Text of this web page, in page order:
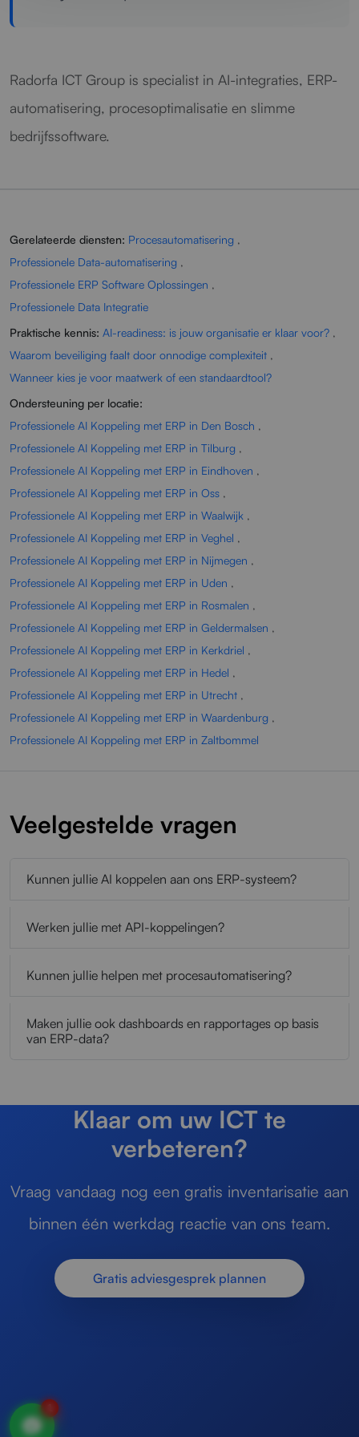
Radorfa ICT Group is specialist in AI-integraties, ERP-
automatisering, procesoptimalisatie en slimme
bedrijfssoftware.
Gerelateerde diensten: Procesautomatisering ,
Professionele Data-automatisering ,
Professionele ERP Software Oplossingen ,
Professionele Data Integratie
Praktische kennis: AI-readiness: is jouw organisatie er klaar voor? ,
Waarom beveiliging faalt door onnodige complexiteit ,
Wanneer kies je voor maatwerk of een standaardtool?
Ondersteuning per locatie:
Professionele AI Koppeling met ERP in Den Bosch ,
Professionele AI Koppeling met ERP in Tilburg ,
Professionele AI Koppeling met ERP in Eindhoven ,
Professionele AI Koppeling met ERP in Oss ,
Professionele AI Koppeling met ERP in Waalwijk ,
Professionele AI Koppeling met ERP in Veghel ,
Professionele AI Koppeling met ERP in Nijmegen ,
Professionele AI Koppeling met ERP in Uden ,
Professionele AI Koppeling met ERP in Rosmalen ,
Professionele AI Koppeling met ERP in Geldermalsen ,
Professionele AI Koppeling met ERP in Kerkdriel ,
Professionele AI Koppeling met ERP in Hedel ,
Professionele AI Koppeling met ERP in Utrecht ,
Professionele AI Koppeling met ERP in Waardenburg ,
Professionele AI Koppeling met ERP in Zaltbommel
Veelgestelde vragen
Kunnen jullie AI koppelen aan ons ERP-systeem?
Werken jullie met API-koppelingen?
Kunnen jullie helpen met procesautomatisering?
Maken jullie ook dashboards en rapportages op basis
van ERP-data?
Klaar om uw ICT te
verbeteren?
Vraag vandaag nog een gratis inventarisatie aan
binnen één werkdag reactie van ons team.
Gratis adviesgesprek plannen